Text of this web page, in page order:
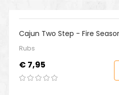
Cajun Two Step - Fire
Rubs
Prijs
€ 7,95